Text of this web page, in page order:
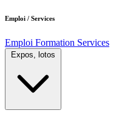
Emploi / Services
Emploi Formation Services
Expos, lotos